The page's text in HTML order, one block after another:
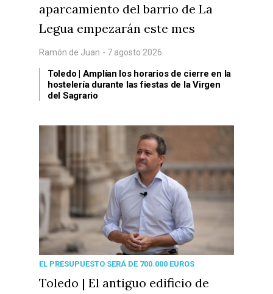
aparcamiento del barrio de La
Legua empezarán este mes
Ramón de Juan - 7 agosto 2026
Toledo | Amplían los horarios de cierre en la
hostelería durante las fiestas de la Virgen
del Sagrario
EL PRESUPUESTO SERÁ DE 700.000 EUROS
Toledo | El antiguo edificio de